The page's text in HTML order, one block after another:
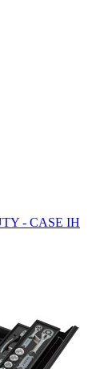
- CASE IH